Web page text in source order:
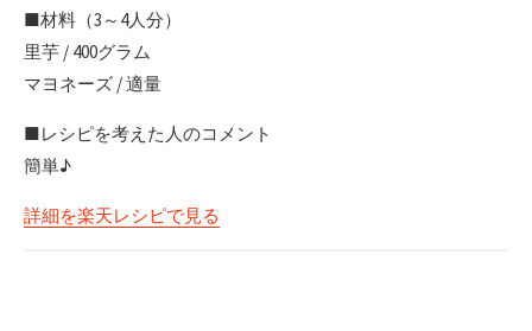
■材料（3～4人分）
里芋 / 400グラム
マヨネーズ / 適量
■レシピを考えた人のコメント
簡単♪
詳細を楽天レシピで見る